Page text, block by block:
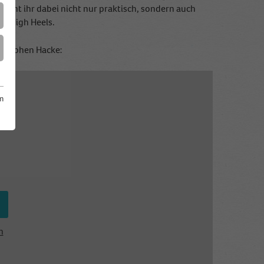
ihr dabei nicht nur praktisch, sondern auch
High Heels.
Hohen Hacke: